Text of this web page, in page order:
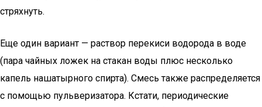
стряхнуть.
Еще один вариант — раствор перекиси водорода в воде
(пара чайных ложек на стакан воды плюс несколько
капель нашатырного спирта). Смесь также распределяется
с помощью пульверизатора. Кстати, периодические